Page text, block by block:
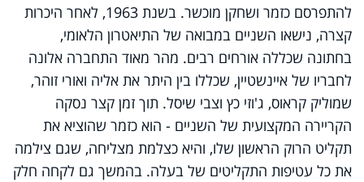
להתפרסם כזמר ושחקן מוכשר. בשנת 1963, לאחר היכרות
קצרה, נישאו השניים במבואה של התיאטרון הלאומי,
בחתונה שכללה אורחים רבים. מהר מאוד התחברה אלונה
לחבריו של איינשטיין, שכללו בין היתר את אליה ואורי זוהר,
שמוליק קראוס, ג'וזי כץ וצבי שיסל. תוך זמן קצר נסקה
הקריירה המקצועית של השניים - הוא כזמר שהוציא את
תקליט הרוק הראשון שלו, והיא כצלמת מצליחה, שגם צילמה
את כל עטיפות התקליטים של בעלה. בהמשך גם לקחה חלק